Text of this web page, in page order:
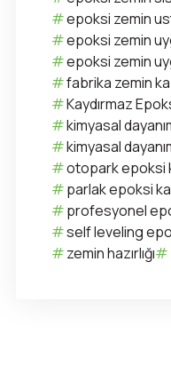
epoksi zemin
epoksi zemin
epoksi zemin
fabrika zemin
Kaydırmaz
kimyasal
kimyasal
otopark epoksi
parlak epoksi
profesyonel
self leveling
zemin hazırlığı